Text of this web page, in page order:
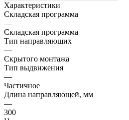
Характеристики
Складская программа
—
Складская программа
Тип направляющих
—
Скрытого монтажа
Тип выдвижения
—
Частичное
Длина направляющей, мм
—
300